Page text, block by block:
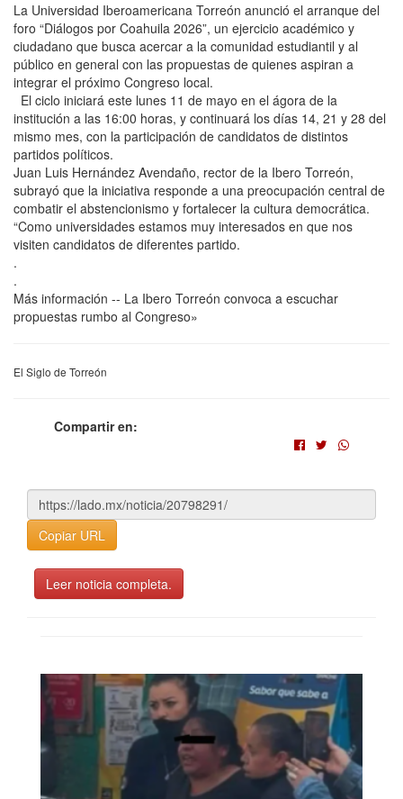
La Universidad Iberoamericana Torreón anunció el arranque del
foro “Diálogos por Coahuila 2026”, un ejercicio académico y
ciudadano que busca acercar a la comunidad estudiantil y al
público en general con las propuestas de quienes aspiran a
integrar el próximo Congreso local.
El ciclo iniciará este lunes 11 de mayo en el ágora de la
institución a las 16:00 horas, y continuará los días 14, 21 y 28 del
mismo mes, con la participación de candidatos de distintos
partidos políticos.
Juan Luis Hernández Avendaño, rector de la Ibero Torreón,
subrayó que la iniciativa responde a una preocupación central de
combatir el abstencionismo y fortalecer la cultura democrática.
“Como universidades estamos muy interesados en que nos
visiten candidatos de diferentes partido.
.
.
Más información -- La Ibero Torreón convoca a escuchar
propuestas rumbo al Congreso»
El Siglo de Torreón
Compartir en:
Copiar URL
Leer noticia completa.